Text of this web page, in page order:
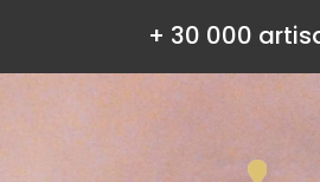
+ 30 000